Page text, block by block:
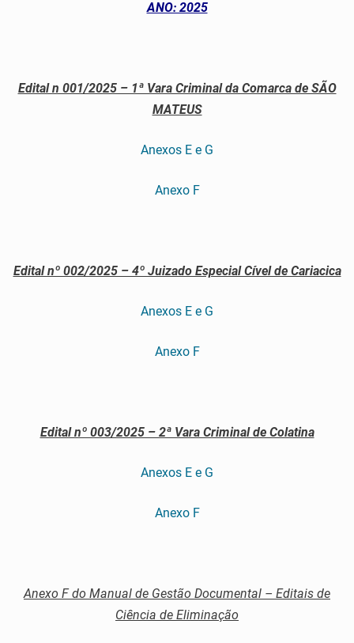
ANO: 2025
Edital n 001/2025 – 1ª Vara Criminal da Comarca de SÃO
MATEUS
Anexos E e G
Anexo F
Edital nº 002/2025 – 4º Juizado Especial Cível de Cariacica
Anexos E e G
Anexo F
Edital nº 003/2025 – 2ª Vara Criminal de Colatina
Anexos E e G
Anexo F
Anexo F do Manual de Gestão Documental – Editais de
Ciência de Eliminação